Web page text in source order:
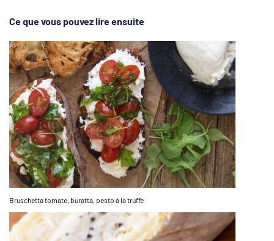
Ce que vous pouvez lire ensuite
Bruschetta tomate, buratta, pesto à la truffe